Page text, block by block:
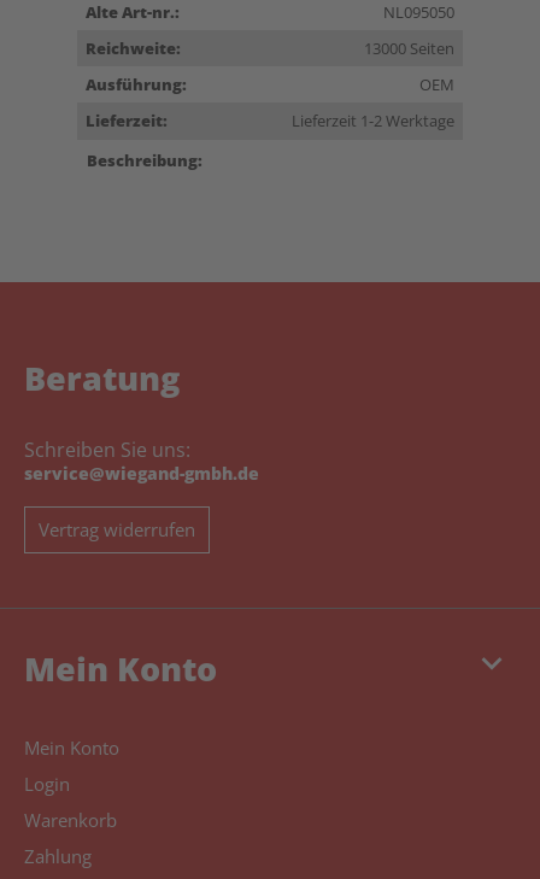
Alte Art-nr.:
NL095050
Reichweite:
13000 Seiten
Ausführung:
OEM
Lieferzeit:
Lieferzeit 1-2 Werktage
Beschreibung:
Beratung
Schreiben Sie uns:
service@wiegand-gmbh.de
Vertrag widerrufen
keyboard_arrow_down
Mein Konto
Mein Konto
Login
Warenkorb
Zahlung